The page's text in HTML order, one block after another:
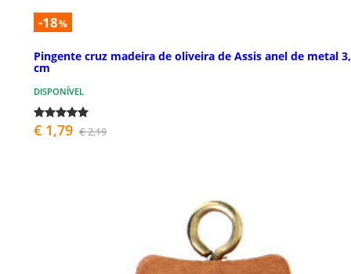
-18%
Pingente cruz madeira de oliveira de Assis anel de metal
cm
DISPONÍVEL
€ 1,79 € 2,19